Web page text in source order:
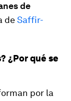
de
deSaffir-
¿Por qué se
por la